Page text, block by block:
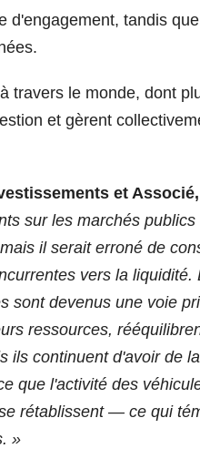
d'engagement, tandis que
à travers le monde, dont
et gèrent
et
sur les marchés
il serait erroné de
vers la
sont devenus une voie
ressources,
ils continuent d'avoir de
que l'activité des
rétablissent — ce qui
»